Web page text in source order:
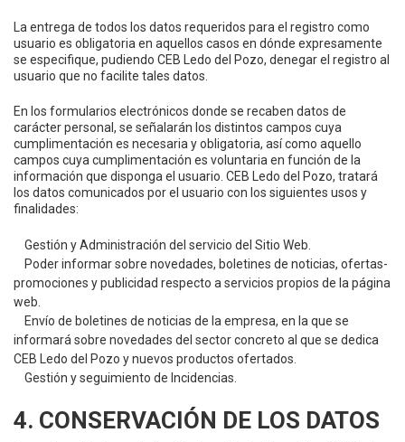
La entrega de todos los datos requeridos para el registro como
usuario es obligatoria en aquellos casos en dónde expresamente
se especifique, pudiendo CEB Ledo del Pozo, denegar el registro al
usuario que no facilite tales datos.
En los formularios electrónicos donde se recaben datos de
carácter personal, se señalarán los distintos campos cuya
cumplimentación es necesaria y obligatoria, así como aquello
campos cuya cumplimentación es voluntaria en función de la
información que disponga el usuario. CEB Ledo del Pozo, tratará
los datos comunicados por el usuario con los siguientes usos y
finalidades:
Gestión y Administración del servicio del Sitio Web.
Poder informar sobre novedades, boletines de noticias, ofertas-
promociones y publicidad respecto a servicios propios de la página
web.
Envío de boletines de noticias de la empresa, en la que se
informará sobre novedades del sector concreto al que se dedica
CEB Ledo del Pozo y nuevos productos ofertados.
Gestión y seguimiento de Incidencias.
4. CONSERVACIÓN DE LOS DATOS